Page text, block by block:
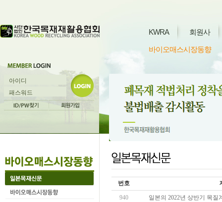
KWRA 회원사
바이오매스시장동향
번호
940 일본의 2022년 상반기 목